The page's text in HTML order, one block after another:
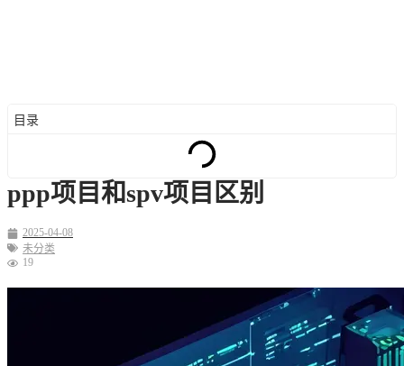
目录
ppp项目和spv项目区别
2025-04-08
未分类
19